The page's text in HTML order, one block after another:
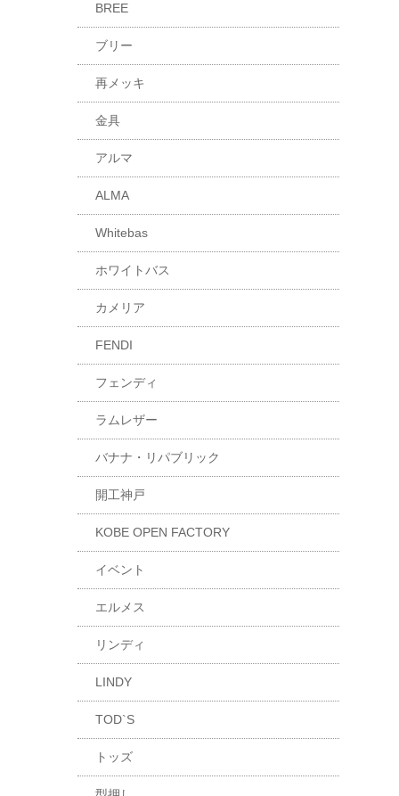
BREE
ブリー
再メッキ
金具
アルマ
ALMA
Whitebas
ホワイトバス
カメリア
FENDI
フェンディ
ラムレザー
バナナ・リパブリック
開工神戸
KOBE OPEN FACTORY
イベント
エルメス
リンディ
LINDY
TOD`S
トッズ